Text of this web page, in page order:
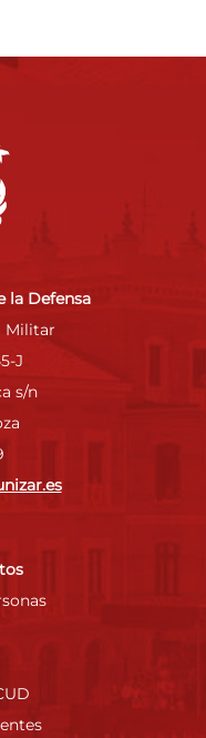
la Defensa
Militar
J
s/n